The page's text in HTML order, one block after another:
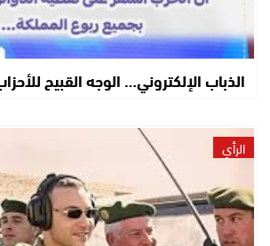
الذباب الإلكتروني… الوجه القبيح
الرأي